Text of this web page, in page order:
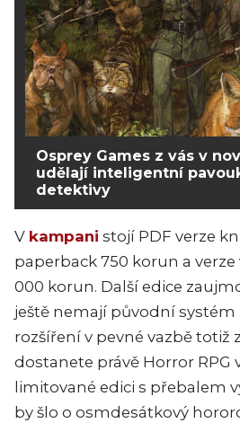
Osprey Games z vás v
udělají inteligentní
detektivy
V kampani stojí PDF verze
paperback 750 korun a verze
000 korun. Další edice
ještě nemají původní systém
rozšíření v pevné vazbě totiž
dostanete právě Horror RPG
limitované edici s přebalem
by šlo o osmdesátkový